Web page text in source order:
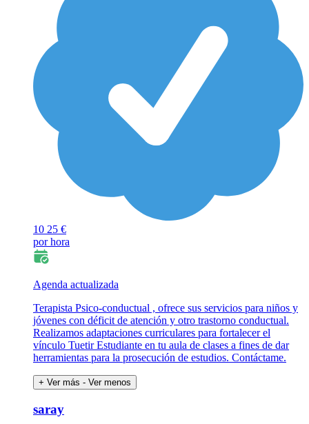
10 25 €
por hora
Agenda actualizada
Terapista Psico-conductual , ofrece sus servicios para niños y
jóvenes con déficit de atención y otro trastorno conductual.
Realizamos adaptaciones curriculares para fortalecer el
vínculo Tuetir Estudiante en tu aula de clases a fines de dar
herramientas para la prosecución de estudios. Contáctame.
+ Ver más - Ver menos
saray